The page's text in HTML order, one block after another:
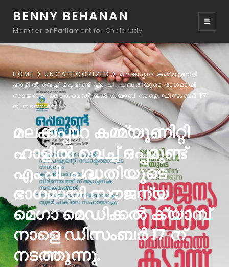
BENNY BEHANAN
Member of Parliament for Chalakudy
HOME UNCATEGORIZED
മലക്കപ്പാറ കമ്മ്യൂണിറ്റി
ഹാളിൽ വെച്ച് ഒപ്പമുണ്ട് എം.പി. പദ്ധതിയുടെ ഭാഗമായി
സൗജന്യ മെഗാ മെഡിക്കൽ ക്യാമ്പ് നാളെ ഡിസംബർ 17
ന് നടത്തുന്നു.
മലക്കപ്പാറ കമ്മ്യൂണിറ്റി
ഹാളിൽ വെച്ച് ഒപ്പമുണ്ട്
എം.പി. പദ്ധതിയുടെ
ഭാഗമായി സൗജന്യ
മെഗാ മെഡിക്കൽ ക്യാമ്പ്
നാളെ ഡിസംബർ 17 ന്
നടത്തുന്നു.